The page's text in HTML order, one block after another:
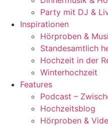
Party mit DJ &
Inspirationen
Hörproben &
Standesamtlich
Hochzeit in der
Winterhochzeit
Features
Podcast –
Hochzeitsblog
Hörproben &